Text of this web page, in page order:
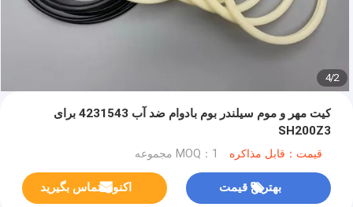
2
/
4
کیت مهر و موم سیلندر بوم بادوام ضد آب 4231543 برای
SH200Z3
قیمت：قابل مذاکره MOQ：1 مجموعه
بهترین قیمت اکنون تماس بگیرید